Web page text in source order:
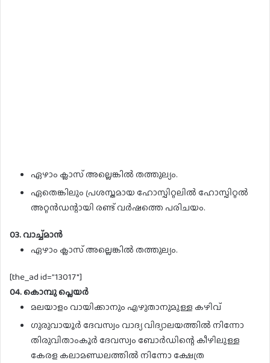
ഏഴാം ക്ലാസ് അല്ലെങ്കിൽ തത്തുല്യം.
ഏതെങ്കിലും പ്രശസ്തമായ ഹോസ്പിറ്റലിൽ ഹോസ്പിറ്റൽ
അറ്റൻഡന്റായി രണ്ട് വർഷത്തെ പരിചയം.
03. വാച്ച്മാൻ
ഏഴാം ക്ലാസ് അല്ലെങ്കിൽ തത്തുല്യം.
[the_ad id=”13017″]
04. കൊമ്പു പ്ലെയർ
മലയാളം വായിക്കാനും എഴുതാനുമുള്ള കഴിവ്
ഗുരുവായൂർ ദേവസ്വം വാദ്യ വിദ്യാലയത്തിൽ നിന്നോ
തിരുവിതാംകൂർ ദേവസ്വം ബോർഡിന്റെ കീഴിലുള്ള
കേരള കലാമണ്ഡലത്തിൽ നിന്നോ ക്ഷേത്ര